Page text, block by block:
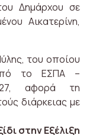
Δημάρχου σε
Αικατερίνη,
του οποίου
το ΕΣΠΑ –
αφορά τη
διάρκειας με
στην Εξέλιξη